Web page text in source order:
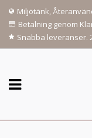
Miljötänk,
Betalning genom
Snabba leveranser.